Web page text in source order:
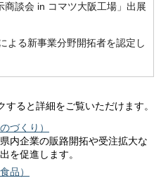
商談会 in コマツ大阪工場」出展
よる新事業分野開拓者を認定し
すると詳細をご覧いただけます。
づくり）
内企業の販路開拓や受注拡大な
を促進します。
品）